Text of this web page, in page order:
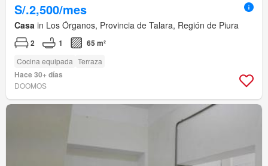
S/.2,500/mes
Casa in Los Órganos, Provincia de Talara, Región de Piura
2 1 65 m²
Cocina equipada Terraza
Hace 30+ días
DOOMOS